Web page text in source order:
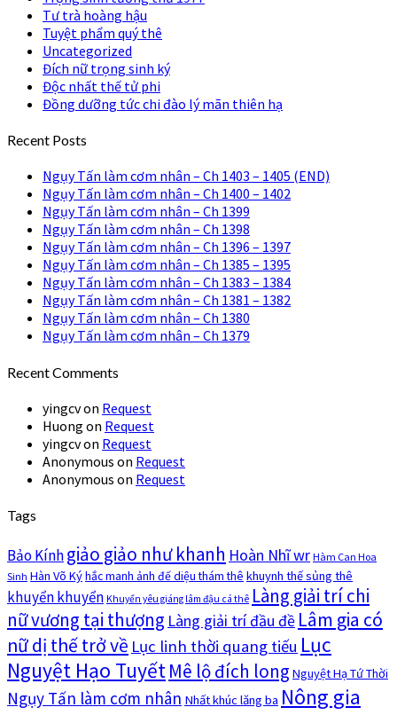
Tư trà hoàng hậu
Tuyệt phẩm quý thê
Uncategorized
Đích nữ trọng sinh ký
Độc nhất thế tử phi
Đồng dưỡng tức chi đào lý mãn thiên hạ
Recent Posts
Ngụy Tấn làm cơm nhân – Ch 1403 – 1405 (END)
Ngụy Tấn làm cơm nhân – Ch 1400 – 1402
Ngụy Tấn làm cơm nhân – Ch 1399
Ngụy Tấn làm cơm nhân – Ch 1398
Ngụy Tấn làm cơm nhân – Ch 1396 – 1397
Ngụy Tấn làm cơm nhân – Ch 1385 – 1395
Ngụy Tấn làm cơm nhân – Ch 1383 – 1384
Ngụy Tấn làm cơm nhân – Ch 1381 – 1382
Ngụy Tấn làm cơm nhân – Ch 1380
Ngụy Tấn làm cơm nhân – Ch 1379
Recent Comments
yingcvon Request
Huong on Request
yingcvon Request
Anonymous on Request
Anonymous on Request
Tags
Bảo Kínhgiảo giảo như khanh Hoàn Nhĩ wr Hàm Can Hoa
Sinh Hàn Võ Kýhắc manh ảnh đế diệu thám thê khuynh thế sủng thê
khuyển khuyển Khuyển yêu giáng lâm đậu cá thê Làng giải trí chi
nữ vương tại thượng Làng giải trí đầu đề Lâm gia có
nữ dị thế trở về Lục linh thời quang tiếu Lục
Nguyệt Hạo TuyếtMê lộ đích long Nguyệt Hạ Tứ Thời
Ngụy Tấn làm cơm nhân Nhất khúc lăng ba Nông gia